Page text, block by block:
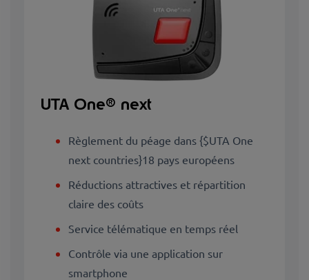
UTA One® next
Règlement du péage dans {$UTA One
next countries}18 pays européens
Réductions attractives et répartition
claire des coûts
Service télématique en temps réel
Contrôle via une application sur
smartphone